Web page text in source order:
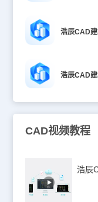
浩辰CAD
浩辰CAD
CAD视频教程
浩辰